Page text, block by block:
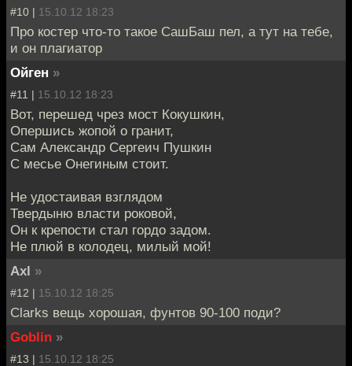
#10 | 15.10.12 18:23
Про костер что-то такое СашБаш пел, а тут на тебе,
и он плагиатор
Ойген »
#11 | 15.10.12 18:23
Вот, перешед чрез мост Кокушкин,
Опершись жопой о гранит,
Сам Александр Сергеич Пушкин
С месье Онегиным стоит.
Не удостаивая взглядом
Твердыню власти роковой,
Он к крепости стал гордо задом.
Не плюй в колодец, милый мой!
Axl »
#12 | 15.10.12 18:25
Clarks вещь хорошая, фунтов 90-100 поди?
Goblin »
#13 | 15.10.12 18:25